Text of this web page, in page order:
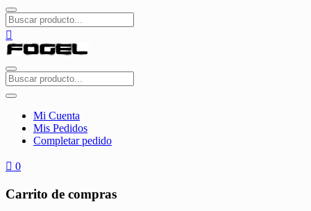
Mi Cuenta
Mis Pedidos
Completar pedido
0
Carrito de compras